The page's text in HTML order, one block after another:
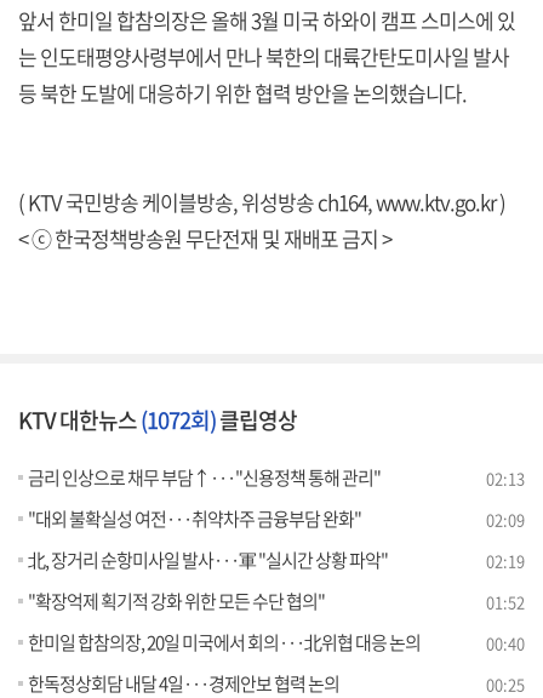
앞서 한미일 합참의장은 올해 3월 미국 하와이 캠프 스미스에 있
는 인도태평양사령부에서 만나 북한의 대륙간탄도미사일 발사
등 북한 도발에 대응하기 위한 협력 방안을 논의했습니다.
( KTV 국민방송 케이블방송, 위성방송 ch164,www.ktv.go.kr)
< ⓒ 한국정책방송원 무단전재 및 재배포 금지 >
KTV 대한뉴스(1072회)클립영상
금리 인상으로 채무 부담↑···"신용정책 통해 관리" 02:13
"대외 불확실성 여전···취약차주 금융부담 완화" 02:09
北, 장거리 순항미사일 발사···軍 "실시간 상황 파악" 02:19
"확장억제 획기적 강화 위한 모든 수단 협의" 01:52
한미일 합참의장, 20일 미국에서 회의···北위협 대응 논의 00:40
한독정상회담 내달 4일···경제안보 협력 논의 00:25